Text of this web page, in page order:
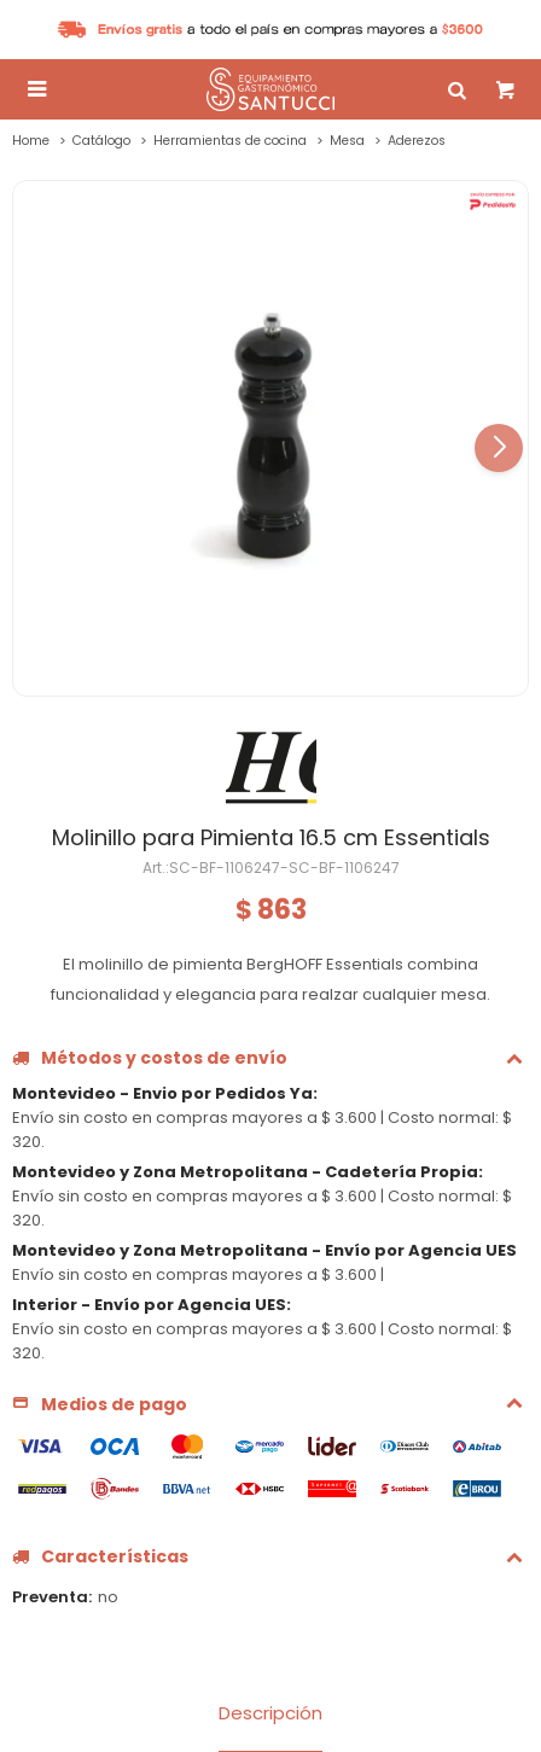

Home Catálogo Herramientas de cocina Mesa Aderezos
Molinillo para Pimienta 16.5 cm Essentials
SC-BF-1106247-SC-BF-1106247
$ 863
El molinillo de pimienta BergHOFF Essentials combina
funcionalidad y elegancia para realzar cualquier mesa.
Métodos y costos de envío
Montevideo - Envio por Pedidos Ya:
Envío sin costo en compras mayores a $ 3.600 | Costo normal: $
320.
Montevideo y Zona Metropolitana - Cadetería Propia:
Envío sin costo en compras mayores a $ 3.600 | Costo normal: $
320.
Montevideo y Zona Metropolitana - Envío por Agencia UES
Envío sin costo en compras mayores a $ 3.600 |
Interior - Envío por Agencia UES:
Envío sin costo en compras mayores a $ 3.600 | Costo normal: $
320.
Medios de pago
Características
Preventa no
Descripción